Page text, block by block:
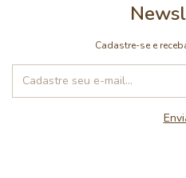
Cadastre-se e